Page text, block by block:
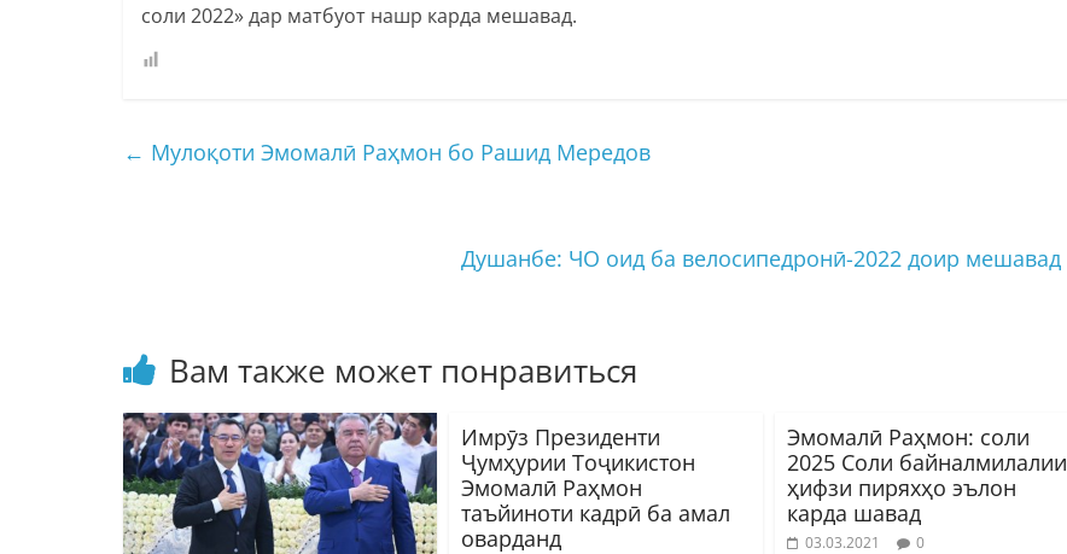
соли 2022» дар матбуот нашр карда мешавад.
← Мулоқоти Эмомалӣ Раҳмон бо Рашид Мередов
Душанбе: ЧО оид ба велосипедронӣ-2022 доир мешавад
Вам также может понравиться
Имрӯз Президенти
Ҷумҳурии Тоҷикистон
Эмомалӣ Раҳмон
таъйиноти кадрӣ ба амал
оварданд
Эмомалӣ Раҳмон: соли
2025 Соли байналмилалии
ҳифзи пиряхҳо эълон
карда шавад
03.03.2021 0